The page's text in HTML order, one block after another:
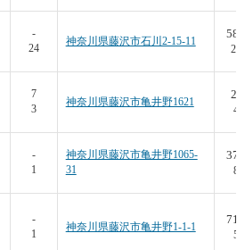
-
24
神奈川県藤沢市石川2-15-11
7
3
神奈川県藤沢市亀井野1621
-
1
神奈川県藤沢市亀井野1065-
31
-
1
神奈川県藤沢市亀井野1-1-1